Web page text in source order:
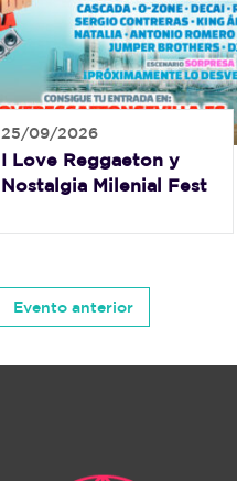
25/09/2026
I Love Reggaeton y
Nostalgia Milenial Fest
Evento anterior